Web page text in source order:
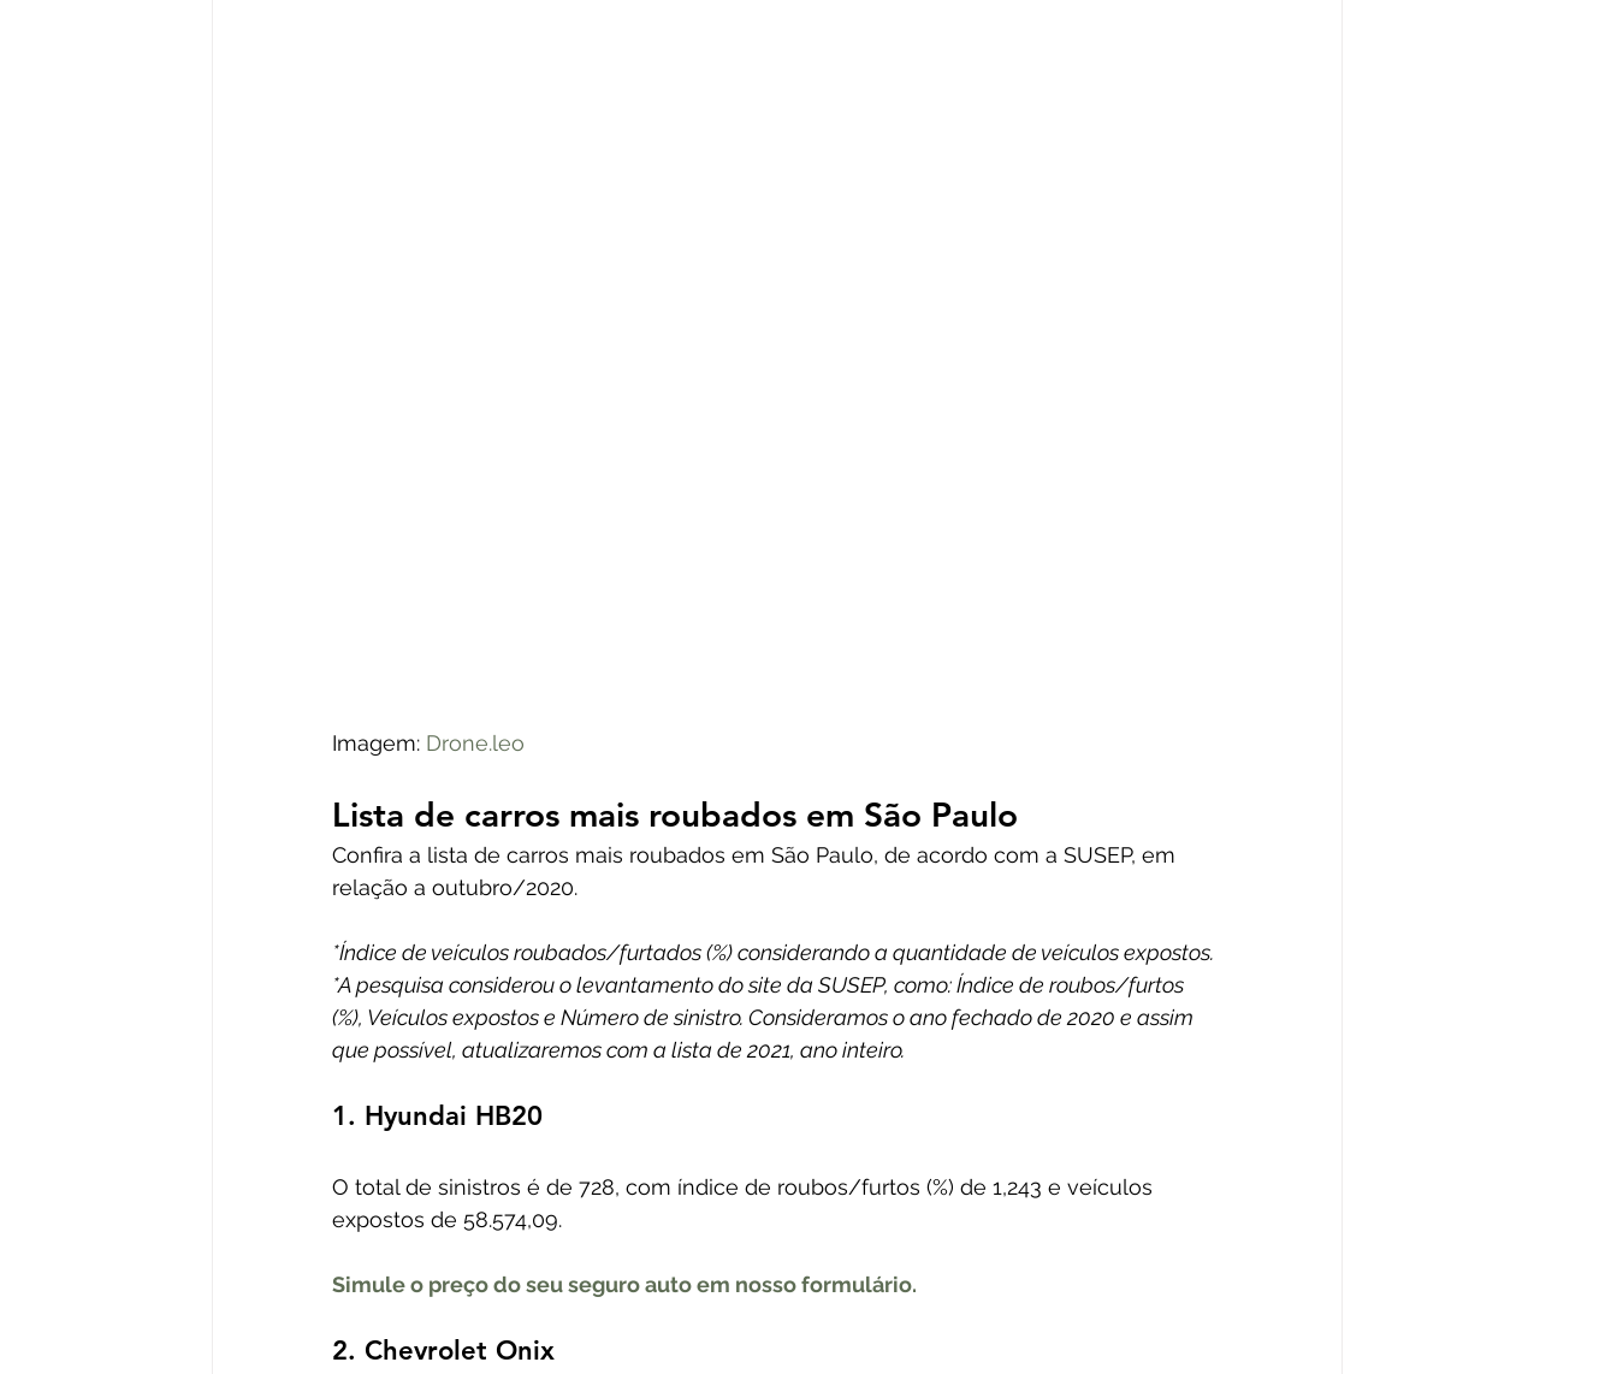
Imagem: Drone.leo
Lista de carros mais roubados em São Paulo
Confira a lista de carros mais roubados em São Paulo, de acordo com a SUSEP, em
relação a outubro/2020.
*Índice de veículos roubados/furtados (%) considerando a quantidade de veículos expostos.
*A pesquisa considerou o levantamento do site da SUSEP, como: Índice de roubos/furtos
(%), Veículos expostos e Número de sinistro. Consideramos o ano fechado de 2020 e assim
que possível, atualizaremos com a lista de 2021, ano inteiro.
1. Hyundai HB20
O total de sinistros é de 728, com índice de roubos/furtos (%) de 1,243 e veículos
expostos de 58.574,09.
Simule o preço do seu seguro auto em nosso formulário.
2. Chevrolet Onix